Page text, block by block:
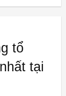
tổ
tại